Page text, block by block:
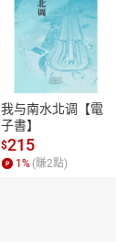
我与南水北调【電
子書】
$215
1 % (賺2點)